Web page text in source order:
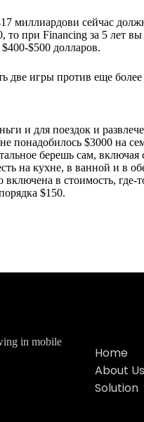
миллиардови сейчас
при Financing за 5 лет
$500 долларов.
две игры против еще
и для поездок и
понадобилось $3000 на
берешь сам,
на кухне, в ванной и в
в стоимость,
$150.
in mobile
Home
About Us
Solution